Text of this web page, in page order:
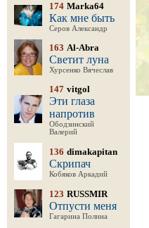
174 Marka64
Как мне быть
Серов Александр
163 Al-Abra
Светит луна
Хурсенко Вячеслав
147 vitgol
Эти глаза
напротив
Ободзинский
Валерий
136 dimakapitan
Скрипач
Кобяков Аркадий
123 RUSSMIR
Отпусти меня
Гагарина Полина